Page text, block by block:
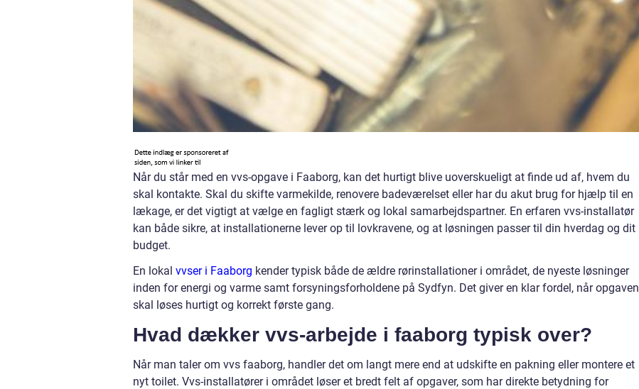
Når du står med en vvs-opgave i Faaborg, kan det hurtigt blive uoverskueligt at finde ud af, hvem du
skal kontakte. Skal du skifte varmekilde, renovere badeværelset eller har du akut brug for hjælp til en
lækage, er det vigtigt at vælge en fagligt stærk og lokal samarbejdspartner. En erfaren vvs-installatør
kan både sikre, at installationerne lever op til lovkravene, og at løsningen passer til din hverdag og dit
budget.
En lokal vvser i Faaborg kender typisk både de ældre rørinstallationer i området, de nyeste løsninger
inden for energi og varme samt forsyningsforholdene på Sydfyn. Det giver en klar fordel, når opgaven
skal løses hurtigt og korrekt første gang.
Hvad dækker vvs-arbejde i faaborg typisk over?
Når man taler om vvs faaborg, handler det om langt mere end at udskifte en pakning eller montere et
nyt toilet. Vvs-installatører i området løser et bredt felt af opgaver, som har direkte betydning for